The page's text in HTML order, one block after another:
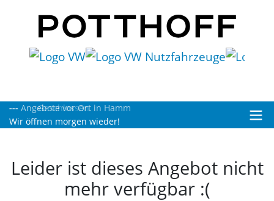
Geschlossen.
Wir öffnen morgen wieder!
Leider ist dieses Angebot nicht
mehr verfügbar :(